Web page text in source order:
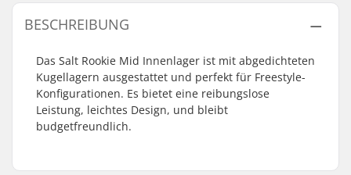
BESCHREIBUNG
Das Salt Rookie Mid Innenlager ist mit abgedichteten
Kugellagern ausgestattet und perfekt für Freestyle-
Konfigurationen. Es bietet eine reibungslose
Leistung, leichtes Design, und bleibt
budgetfreundlich.